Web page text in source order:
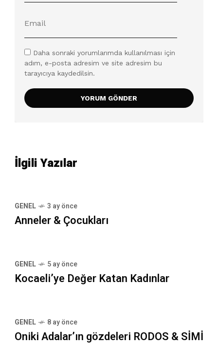
Daha sonraki yorumlarımda kullanılması için
adım, e-posta adresim ve site adresim bu
tarayıcıya kaydedilsin.
İlgili Yazılar
GENEL 3 ay önce
Anneler & Çocukları
GENEL 5 ay önce
Kocaeli’ye Değer Katan Kadınlar
GENEL 8 ay önce
Oniki Adalar’ın gözdeleri RODOS & SİMİ